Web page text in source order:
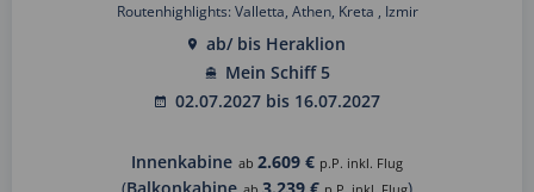
Routenhighlights: Valletta, Athen, Kreta , Izmir
ab/ bis Heraklion
Mein Schiff 5
02.07.2027 bis 16.07.2027
Innenkabine ab 2.609 € p.P. inkl. Flug